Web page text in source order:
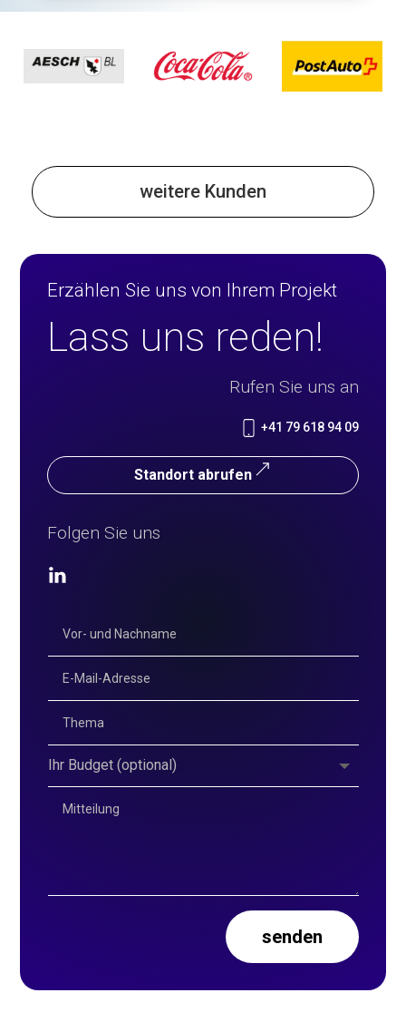
weitere Kunden
Erzählen Sie uns von Ihrem Projekt
Lass uns reden!
Rufen Sie uns an
+41 79 618 94 09
Standort abrufen
Folgen Sie uns
senden